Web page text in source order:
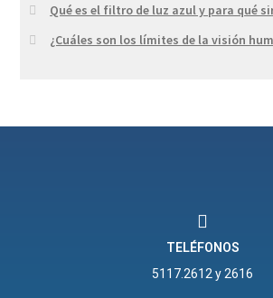
Qué es el filtro de luz azul y para qué
¿Cuáles son los límites de la visión
TELÉFONOS
5117.2612 y 2616